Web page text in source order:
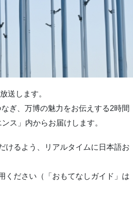
送します。
ぎ、万博の魅力をお伝えする2時間
ス」内からお届けします。
けるよう、リアルタイムに日本語お
ください（「おもてなしガイド」は